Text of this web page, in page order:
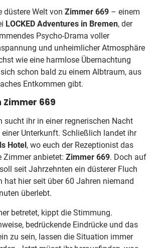
düstere Welt von Zimmer 669 – einem
LOCKED Adventures in Bremen, der
Psycho-Drama voller
und unheimlicher Atmosphäre
wie eine harmlose Übernachtung
schon bald zu einem Albtraum, aus
Entkommen gibt.
Zimmer 669
sucht ihr in einer regnerischen Nacht
Unterkunft. Schließlich landet ihr
Hotel , wo euch der Rezeptionist das
Zimmer anbietet: Zimmer 669. Doch auf
seit Jahrzehnten ein düsterer Fluch
hat hier seit über 60 Jahren niemand
überlebt.
betretet, kippt die Stimmung.
bedrückende Eindrücke und das
zu sein, lassen die Situation immer